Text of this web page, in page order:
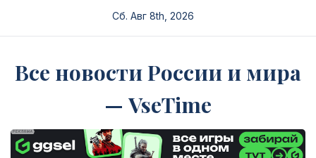
Сб. Авг 8th, 2026
Все новости России и мира
— VseTime